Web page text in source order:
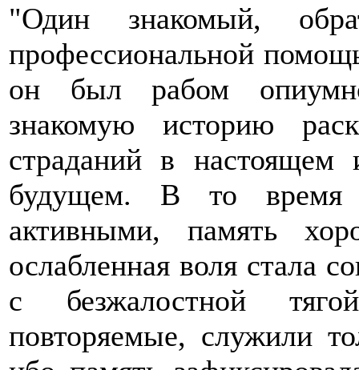
"Один знакомый,
профессиональной
он был рабом
знакомую историю
страданий в настоящем
будущем. В то время
активными, память
ослабленная воля стала
с безжалостной
повторяемые, служили